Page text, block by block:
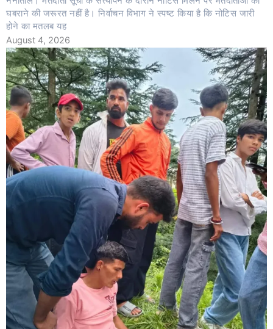
घबराने की जरूरत नहीं है। निर्वाचन विभाग ने स्पष्ट किया है कि नोटिस जारी
होने का मतलब यह
August 4, 2026